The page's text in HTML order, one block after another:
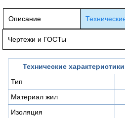
Описание
Чертежи и ГОСТы
Технические
Тип
Материал жил
Изоляция